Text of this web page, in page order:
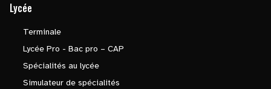
Lycée
Terminale
Lycée Pro - Bac pro – CAP
Spécialités au lycée
Simulateur de spécialités